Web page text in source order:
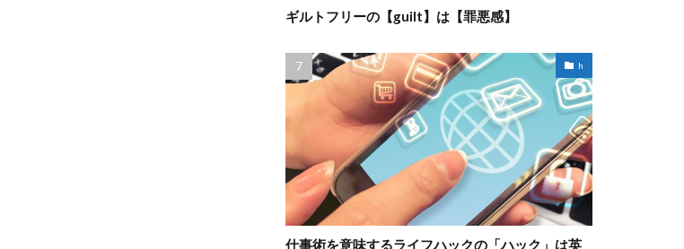
ギルトフリーの【guilt】は【罪悪感】
h
仕事術を意味するライフハックの「ハック」は英